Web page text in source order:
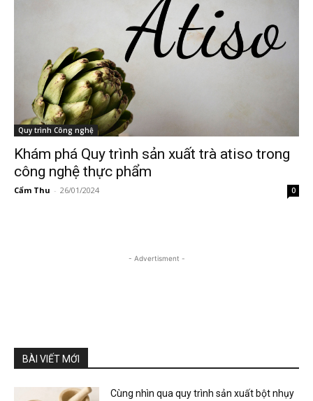
Quy trình Công nghệ
Khám phá Quy trình sản xuất trà atiso trong
công nghệ thực phẩm
Cẩm Thu - 26/01/2024 0
- Advertisment -
BÀI VIẾT MỚI
Cùng nhìn qua quy trình sản xuất bột nhụy